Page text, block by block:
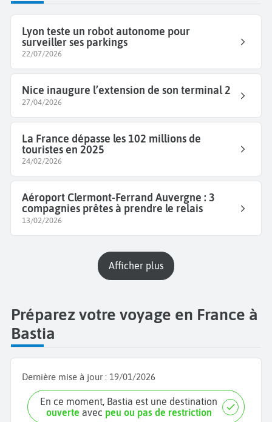
Lyon teste un robot autonome pour
surveiller ses parkings
22/07/2026
Nice inaugure l’extension de son terminal 2
27/04/2026
La France dépasse les 102 millions de
touristes en 2025
24/02/2026
Aéroport Clermont-Ferrand Auvergne : 3
compagnies prêtes à prendre le relais
13/02/2026
Afficher plus
Préparez votre voyage en France à
Bastia
Dernière mise à jour : 19/01/2026
En ce moment, Bastia est une destination
ouverte avec peu ou pas de restriction